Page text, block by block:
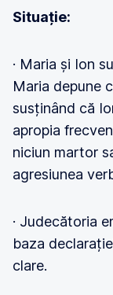
Situație:
· Maria și Ion
Maria depune
susținând că
apropia
niciun martor
agresiunea
· Judecătoria
baza
clare.